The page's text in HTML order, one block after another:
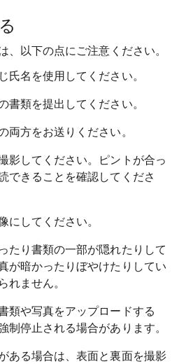
、以下の点にご注意ください。
氏名を使用してください。
書類を提出してください。
両方をお送りください。
影してください。ピントが合っ
できることを確認してくださ
にしてください。
たり書類の一部が隠れたりして
が暗かったりぼやけたりしてい
れません。
類や写真をアップロードする
制停止される場合があります。
ある場合は、表面と裏面を撮影